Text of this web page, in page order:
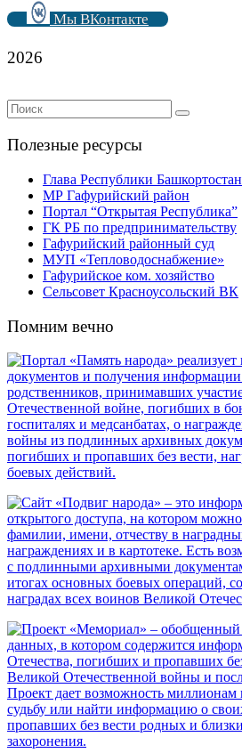
Мы ВКонтакте
2026
Полезные ресурсы
Глава Республики Башкортостан
МР Гафурийский район
Портал “Открытая Республика”
ГК РБ по предпринимательству
Гафурийский районный суд
МУП «Тепловодоснабжение»
Гафурийское ком. хозяйство
Сельсовет Красноусольский ВК
Помним вечно